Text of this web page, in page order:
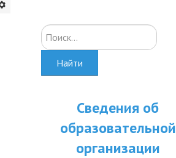
Искать...
Найти
Сведения об
образовательной
организации